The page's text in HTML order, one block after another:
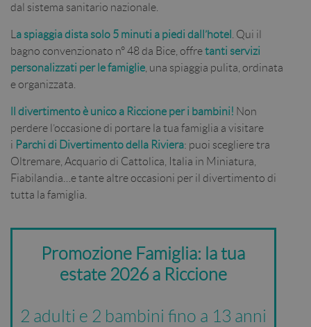
dal sistema sanitario nazionale.
a spiaggia dista solo 5 minuti a piedi dall’hotel
. Qui il
bagno convenzionato n° 48 da Bice, offretanti servizi
personalizzati per le famiglie , una spiaggia pulita, ordinata
e organizzata.
ll divertimento è unico a Riccione per i bambini! Non
perdere l’occasione di portare la tua famiglia a visitare
i Parchi di Divertimento della Riviera: puoi scegliere tra
Oltremare, Acquario di Cattolica, Italia in Miniatura,
Fiabilandia…e tante altre occasioni per il divertimento di
tutta la famiglia.
Promozione Famiglia: la tua
estate 2026 a Riccione
2 adulti e 2 bambini fino a 13 anni